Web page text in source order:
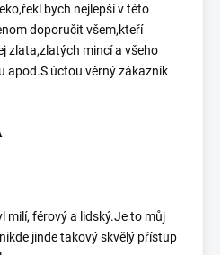
bych nejlepší v této
doporučit všem,kteří
zlata,zlatých mincí a všeho
apod.S úctou věrný zákazník
milí, férový a lidský.Je to můj
jinde takový skvělý přístup